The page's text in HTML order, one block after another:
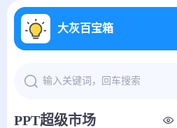
大灰百宝箱
PPT超级市场